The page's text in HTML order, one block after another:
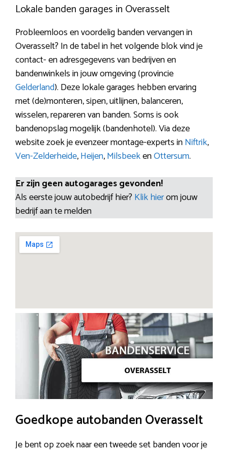
Lokale banden garages in Overasselt
Probleemloos en voordelig banden vervangen in
Overasselt? In de tabel in het volgende blok vind je
contact- en adresgegevens van bedrijven en
bandenwinkels in jouw omgeving (provincie
Gelderland). Deze lokale garages hebben ervaring
met (de)monteren, sipen, uitlijnen, balanceren,
wisselen, repareren van banden. Soms is ook
bandenopslag mogelijk (bandenhotel). Via deze
website zoek je evenzeer montage-experts inNiftrik,
Ven-Zelderheide,Heijen,MilsbeekenOttersum.
Er zijn geen autogarages gevonden!
Als eerste jouw autobedrijf hier? Klik hierom jouw
bedrijf aan te melden
Goedkope autobanden Overasselt
Je bent op zoek naar een tweede set banden voor je